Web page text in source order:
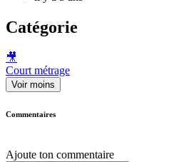
Catégorie
🎥
Court métrage
Voir moins
Commentaires
Ajoute ton commentaire